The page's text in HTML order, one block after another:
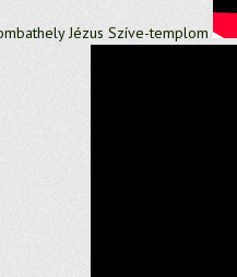
Jézus Szíve-templom